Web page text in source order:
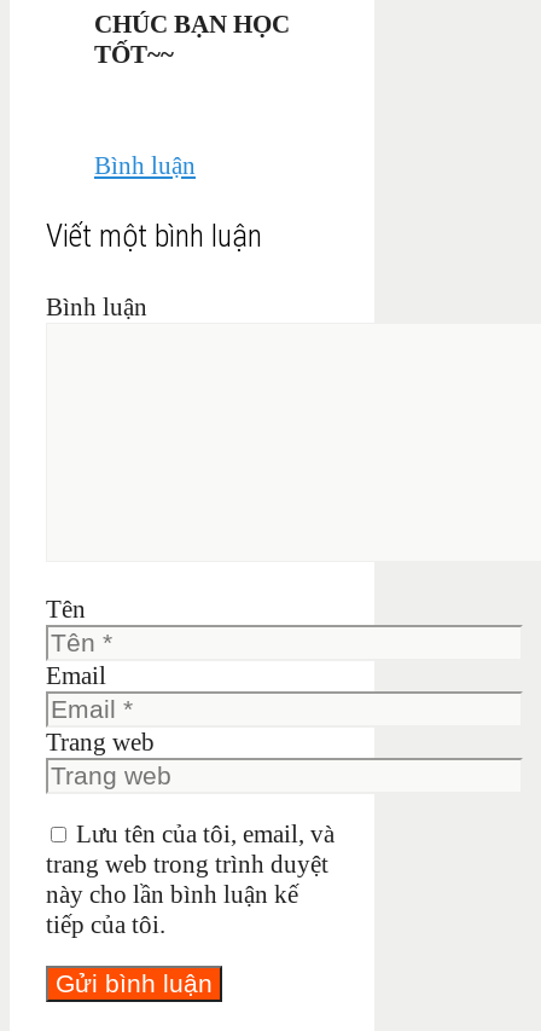
CHÚC BẠN HỌC
TỐT~~
Bình luận
Viết một bình luận
Bình luận
Tên
Email
Trang web
Lưu tên của tôi, email, và
trang web trong trình duyệt
này cho lần bình luận kế
tiếp của tôi.